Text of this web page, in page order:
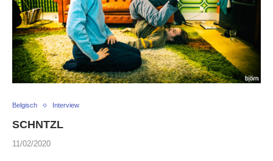
Belgisch Interview
SCHNTZL
11/02/2020